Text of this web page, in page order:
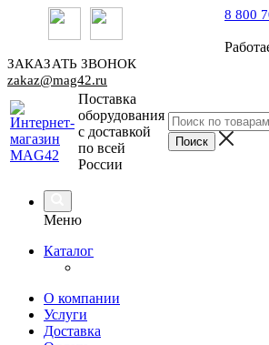
8 800
ЗАКАЗАТЬ ЗВОНОК
zakaz@mag42.ru
Поставка
оборудования
с доставкой
по всей
России
Меню
Каталог
О компании
Услуги
Доставка